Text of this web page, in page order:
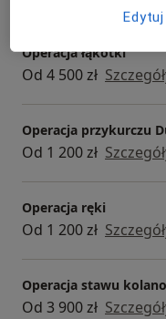
Operacja łąkotki
Od 4 500 zł
Operacja przykurczu
Od 1 200 zł
Operacja ręki
Od 1 200 zł
Operacja stawu
Od 3 900 zł